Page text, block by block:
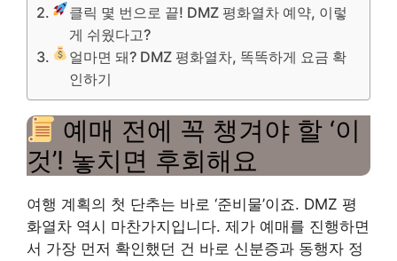
클릭 몇 번으로 끝! DMZ 평화열차 예약, 이렇
게 쉬웠다고?
얼마면 돼? DMZ 평화열차, 똑똑하게 요금 확
인하기
예매 전에 꼭 챙겨야 할 ‘이
것’! 놓치면 후회해요
여행 계획의 첫 단추는 바로 ‘준비물’이죠. DMZ 평
화열차 역시 마찬가지입니다. 제가 예매를 진행하면
서 가장 먼저 확인했던 건 바로 신분증과 동행자 정